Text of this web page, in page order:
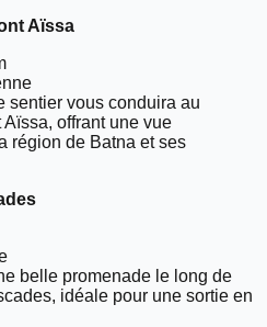
Aïssa
sentier vous conduira au
offrant une vue
région de Batna et ses
belle promenade le long de
idéale pour une sortie en